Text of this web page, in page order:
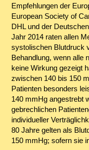
Empfehlungen der
European Society of
DHL und der
Jahr 2014 raten allen
systolischen Blutdruck
Behandlung, wenn alle
keine Wirkung gezeigt
zwischen 140 bis 150
Patienten besonders
140 mmHg angestrebt
gebrechlichen
individueller
80 Jahre gelten als
150 mmHg; sofern sie